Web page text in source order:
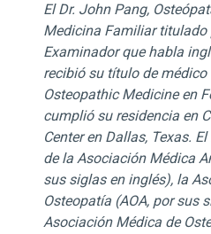
El Dr. John Pang,
Medicina Familiar titulado
Examinador que habla
recibió su título de médico
Osteopathic Medicine en
cumplió su residencia en
Center en Dallas, Texas.
de la Asociación Médica
sus siglas en inglés), la
Osteopatía (AOA, por sus
Asociación Médica de